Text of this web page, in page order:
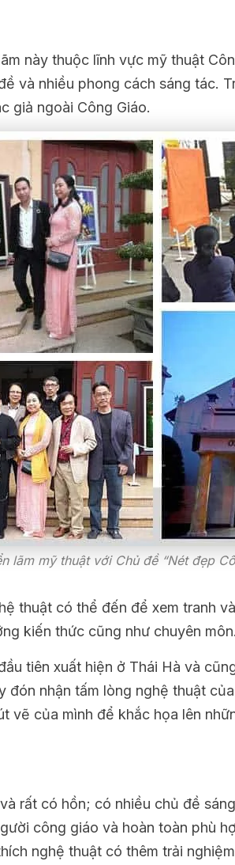
này thuộc lĩnh vực mỹ thuật
và nhiều phong cách sáng tác.
giả ngoài Công Giáo.
lãm mỹ thuật với Chủ đề “Nét đẹp
thuật có thể đến để xem tranh
kiến thức cũng như chuyên môn.
tiên xuất hiện ở Thái Hà và
đón nhận tấm lòng nghệ thuật
vẽ của mình để khắc họa lên
rất có hồn; có nhiều chủ đề
công giáo và hoàn toàn phù
nghệ thuật có thêm trải